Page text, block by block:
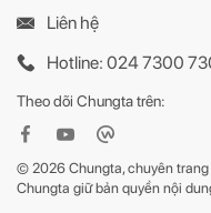
Liên hệ
Hotline: 024 7300
Theo dõi Chungta trên:
© 2026 Chungta, chuyên trang
Chungta giữ bản quyền nội